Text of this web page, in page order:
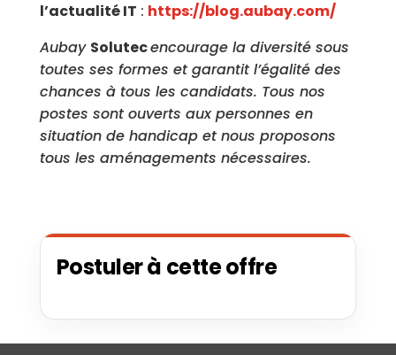
l’actualité IT : https://blog.aubay.com/
Aubay Solutecencourage la diversité sous
toutes ses formes et garantit l’égalité des
chances à tous les candidats. Tous nos
postes sont ouverts aux personnes en
situation de handicap et nous proposons
tous les aménagements nécessaires.
Postuler à cette offre